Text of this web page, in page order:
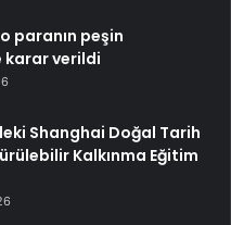
paranın peşin
karar verildi
Shanghai Doğal Tarih
Kalkınma Eğitim